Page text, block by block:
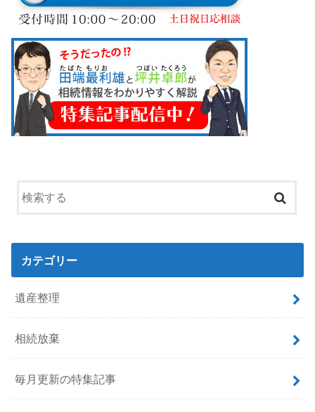
カテゴリー
遺産整理
相続放棄
毎月更新の特集記事